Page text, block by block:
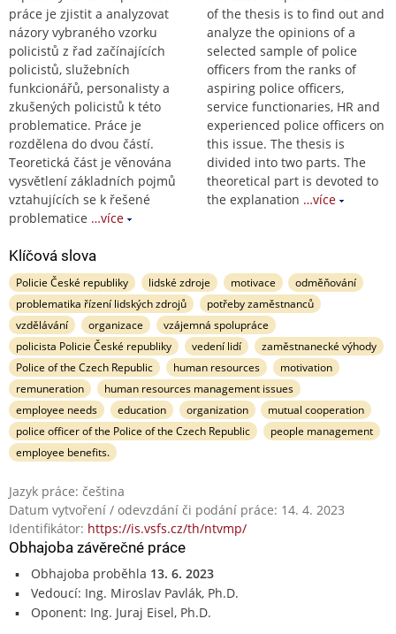
práce je zjistit a analyzovat
názory vybraného vzorku
policistů z řad začínajících
policistů, služebních
funkcionářů, personalisty a
zkušených policistů k této
problematice. Práce je
rozdělena do dvou částí.
Teoretická část je věnována
vysvětlení základních pojmů
vztahujících se k řešené
problematice …více
of the thesis is to find out and
analyze the opinions of a
selected sample of police
officers from the ranks of
aspiring police officers,
service functionaries, HR and
experienced police officers on
this issue. The thesis is
divided into two parts. The
theoretical part is devoted to
the explanation …více
Klíčová slova
Policie České republiky lidské zdroje motivace
odměňování
problematika řízení lidských zdrojů
potřeby zaměstnanců
vzdělávání
organizace
vzájemná spolupráce
policista Policie České republiky
vedení lidí
zaměstnanecké výhody
Police of the Czech Republic
human resources
motivation
remuneration
human resources management issues
employee needs
education organization
mutual cooperation
police officer of the Police of the Czech Republic
people management
employee benefits.
Jazyk práce: čeština
Datum vytvoření / odevzdání či podání práce: 14. 4. 2023
Identifikátor: https://is.vsfs.cz/th/ntvmp/
Obhajoba závěrečné práce
Obhajoba proběhla 13. 6. 2023
Vedoucí: Ing. Miroslav Pavlák, Ph.D.
Oponent: Ing. Juraj Eisel, Ph.D.